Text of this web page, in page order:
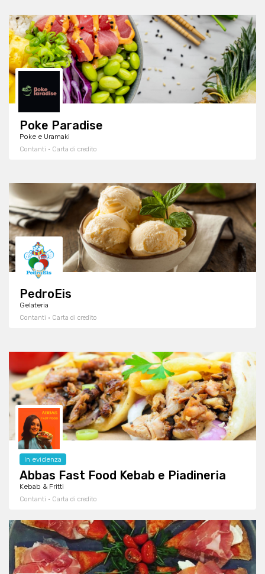
Poke Paradise
Poke e Uramaki
Contanti · Carta di credito
PedroEis
Gelateria
Contanti · Carta di credito
In evidenza
Abbas Fast Food Kebab e Piadineria
Kebab & Fritti
Contanti · Carta di credito